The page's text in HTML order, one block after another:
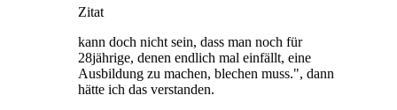
Zitat
kann doch nicht sein, dass man noch für
28jährige, denen endlich mal einfällt, eine
Ausbildung zu machen, blechen muss.", dann
hätte ich das verstanden.